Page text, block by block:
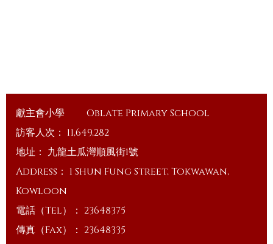
獻主會小學
Oblate Primary School
訪客人次： 11,649,282
地址： 九龍土瓜灣順風街1號
Address： 1 Shun Fung Street, Tokwawan,
Kowloon
電話（Tel）： 23648375
傳真（Fax）： 23648335